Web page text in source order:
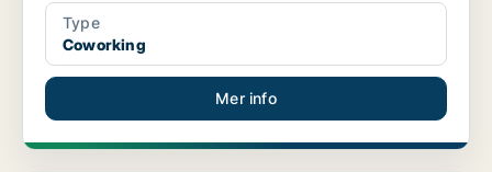
Type
Coworking
Mer info